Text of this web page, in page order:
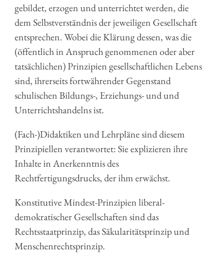
gebildet, erzogen und unterrichtet werden, die
dem Selbstverständnis der jeweiligen Gesellschaft
entsprechen. Wobei die Klärung dessen, was die
(öffentlich in Anspruch genommenen oder aber
tatsächlichen) Prinzipien gesellschaftlichen Lebens
sind, ihrerseits fortwährender Gegenstand
schulischen Bildungs-, Erziehungs- und und
Unterrichtshandelns ist.
(Fach-)Didaktiken und Lehrpläne sind diesem
Prinzipiellen verantwortet: Sie explizieren ihre
Inhalte in Anerkenntnis des
Rechtfertigungsdrucks, der ihm erwächst.
Konstitutive Mindest-Prinzipien liberal-
demokratischer Gesellschaften sind das
Rechtsstaatprinzip, das Säkularitätsprinzip und
Menschenrechtsprinzip.